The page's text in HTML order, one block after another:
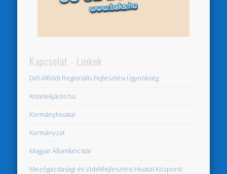
Kapcsolat - Linkek
Dél-Alföldi Regionális Fejlesztési Ügynökség
Kistelekjárás.hu
Kormányhivatal
Kormányzat
Magyar Államkincstár
Mezőgazdasági és Vidékfejlesztési Hivatal Központi